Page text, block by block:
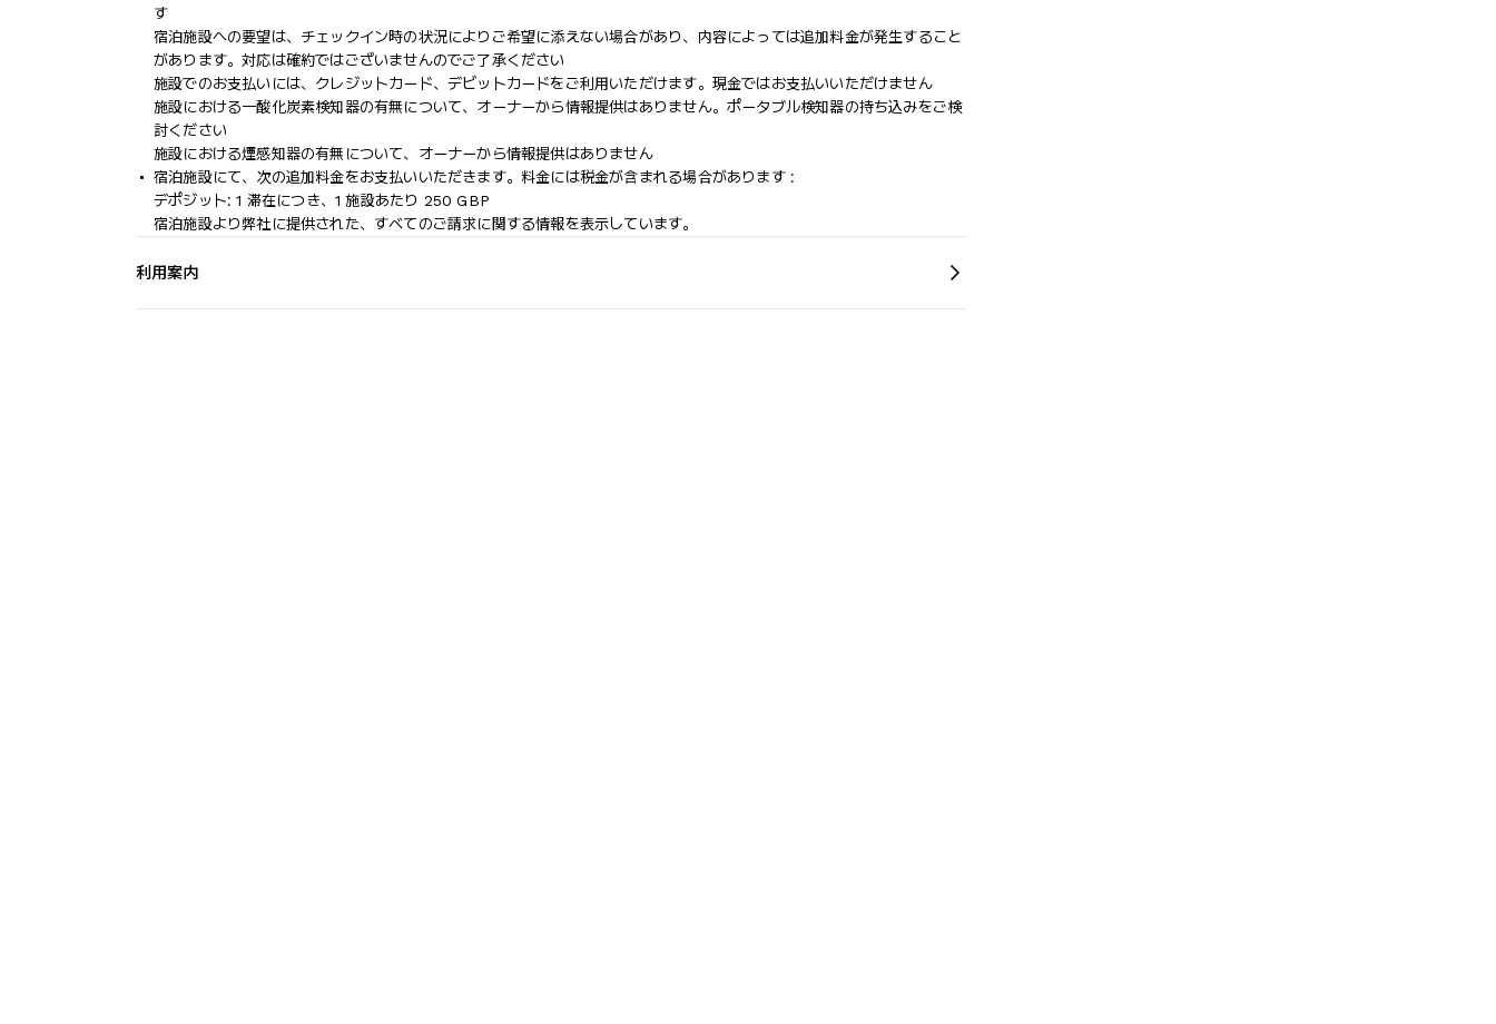
す
宿泊施設への要望は、チェックイン時の状況によりご希望に添えない場合があり、内容によっては追加料金が発生すること
があります。対応は確約ではございませんのでご了承ください
施設でのお支払いには、クレジットカード、デビットカードをご利用いただけます。現金ではお支払いいただけません
施設における一酸化炭素検知器の有無について、オーナーから情報提供はありません。ポータブル検知器の持ち込みをご検
討ください
施設における煙感知器の有無について、オーナーから情報提供はありません
宿泊施設にて、次の追加料金をお支払いいただきます。料金には税金が含まれる場合があります :
デポジット: 1 滞在につき、1 施設あたり 250 GBP
宿泊施設より弊社に提供された、すべてのご請求に関する情報を表示しています。
利用案内